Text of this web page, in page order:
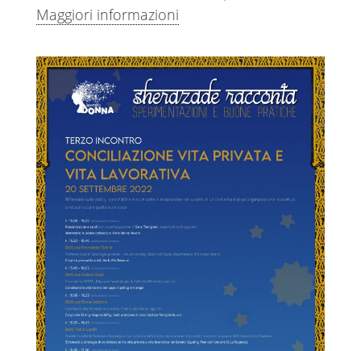
Maggiori informazioni